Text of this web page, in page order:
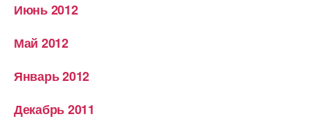
Июнь 2012
Май 2012
Январь 2012
Декабрь 2011